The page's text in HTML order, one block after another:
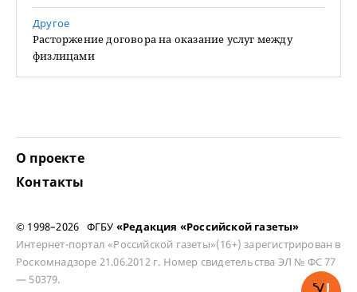
Другое
Расторжение договора на оказание услуг между
физлицами
О проекте
Контакты
© 1998–2026 ФГБУ «Редакция «Российской газеты»
Интернет-портал «Российской газеты»(16+) зарегистрирован в
Роскомнадзоре 21.06.2012 г. Номер свидетельства ЭЛ № ФС 77
— 50379.